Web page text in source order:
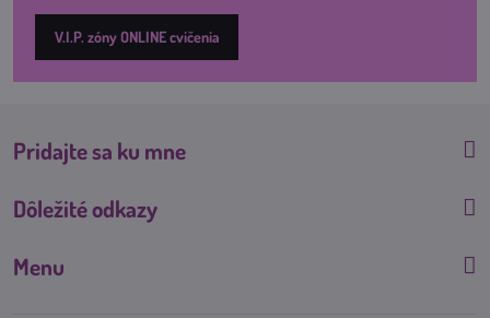
V.I.P. zóny ONLINE cvičenia
Pridajte sa ku mne
Dôležité odkazy
Menu